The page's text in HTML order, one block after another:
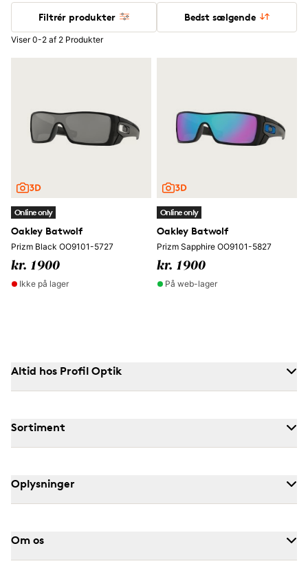
Filtrér produkter Bedst sælgende
Viser 0-2 af 2 Produkter
Online only
Oakley Batwolf
Prizm Black OO9101-5727
kr. 1900
Ikke på lager
Online only
Oakley Batwolf
Prizm Sapphire OO9101-5827
kr. 1900
På web-lager
Altid hos Profil Optik
Sortiment
Oplysninger
Om os